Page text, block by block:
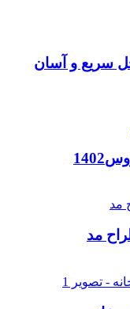
سریع و آسان
مد